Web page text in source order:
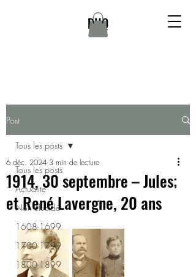
DHQ
Post
Tous les posts
Actualité
Non élucidé
1608-1699
1700-1799
1800-1899
Tous les posts
1914, 30 septembre – Jules;
et René Lavergne, 20 ans
6 déc. 2024 3 min de lecture